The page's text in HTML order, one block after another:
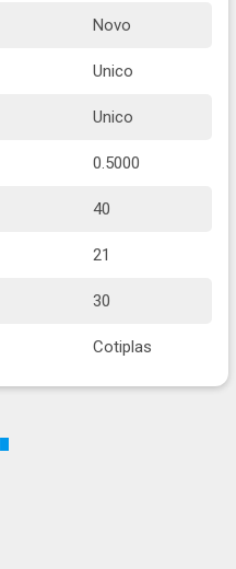
Novo
Unico
Unico
0.5000
40
21
30
Cotiplas